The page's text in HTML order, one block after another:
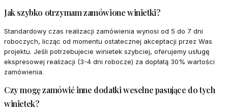
Jak szybko otrzymam zamówione winietki?
Standardowy czas realizacji zamówienia wynosi od 5 do 7 dni
roboczych, licząc od momentu ostatecznej akceptacji przez Was
projektu. Jeśli potrzebujecie winietek szybciej, oferujemy usługę
ekspresowej realizacji (3-4 dni robocze) za dopłatą 30% wartości
zamówienia.
Czy mogę zamówić inne dodatki weselne pasujące do tych
winietek?